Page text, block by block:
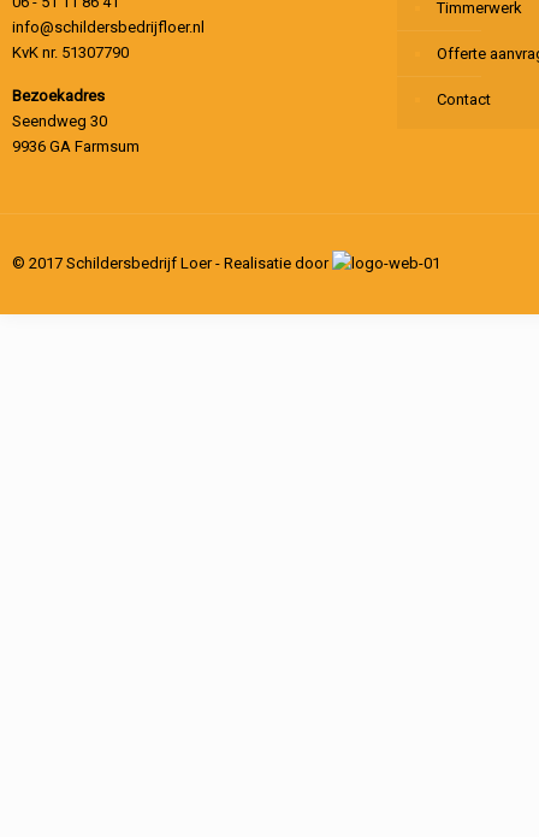
info@schildersbedrijfloer.nl
KvK nr. 51307790
Bezoekadres
Seendweg 30
9936 GA Farmsum
Timmerwerk
Offerte
Contact
© 2017 Schildersbedrijf Loer - Realisatie door